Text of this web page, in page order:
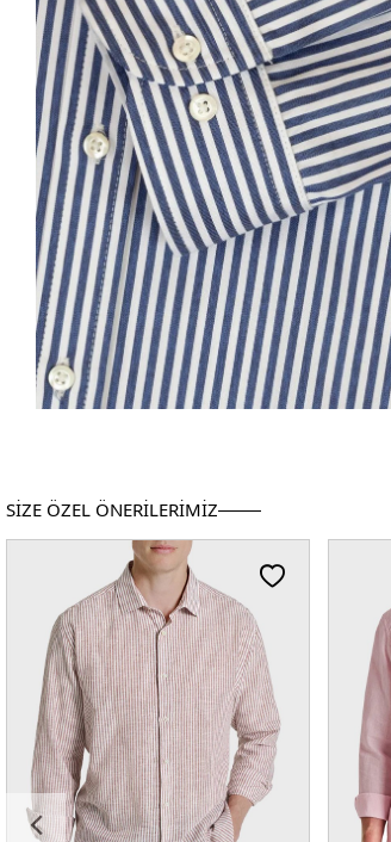
SİZE ÖZEL ÖNERİLERİMİZ